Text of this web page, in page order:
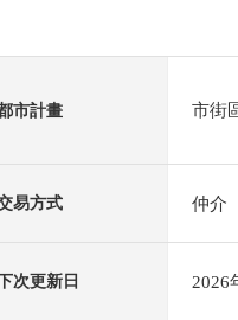
市計畫 市街
易方式 仲介
次更新日 2026